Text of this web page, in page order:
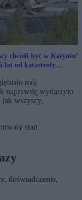
chcieli być w Katyniu”.
lat od katastrofy
mój
naprawdę wydarzyło
wszyscy,
stan
doświadczenie,